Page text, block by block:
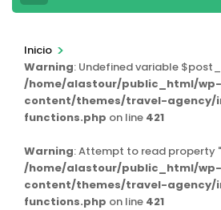
Inicio >
Warning: Undefined variable
/home/alastour/public_html/wp-
content/themes/travel-
functions.php on line 421
Warning: Attempt to read property
/home/alastour/public_html/wp-
content/themes/travel-
functions.php on line 421